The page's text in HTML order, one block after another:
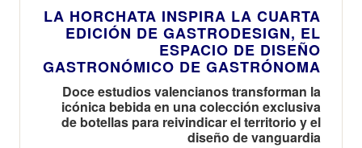
LA HORCHATA INSPIRA LA CUARTA
EDICIÓN DE GASTRODESIGN, EL
ESPACIO DE DISEÑO
GASTRONÓMICO DE GASTRÓNOMA
Doce estudios valencianos transforman la
icónica bebida en una colección exclusiva
de botellas para reivindicar el territorio y el
diseño de vanguardia